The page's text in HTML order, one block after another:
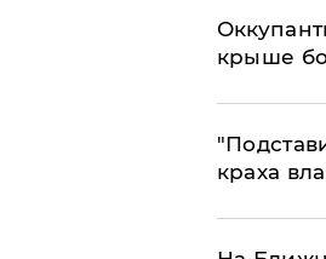
крыше
краха